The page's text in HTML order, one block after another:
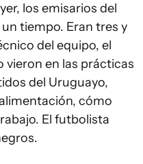
los emisarios del
tiempo. Eran tres y
del equipo, el
vieron en las prácticas
del Uruguayo,
cómo
El futbolista